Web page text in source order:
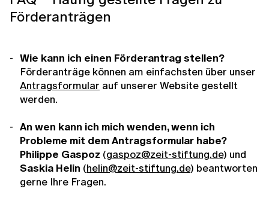
Förderanträgen
Wie kann ich einen Förderantrag stellen?
Förderanträge können am einfachsten über unser
Antragsformular auf unserer Website gestellt
werden.
An wen kann ich mich wenden, wenn ich
Probleme mit dem Antragsformular habe?
Philippe Gaspoz (gaspoz@zeit-stiftung.de) und
Saskia Helin (helin@zeit-stiftung.de) beantworten
gerne Ihre Fragen.